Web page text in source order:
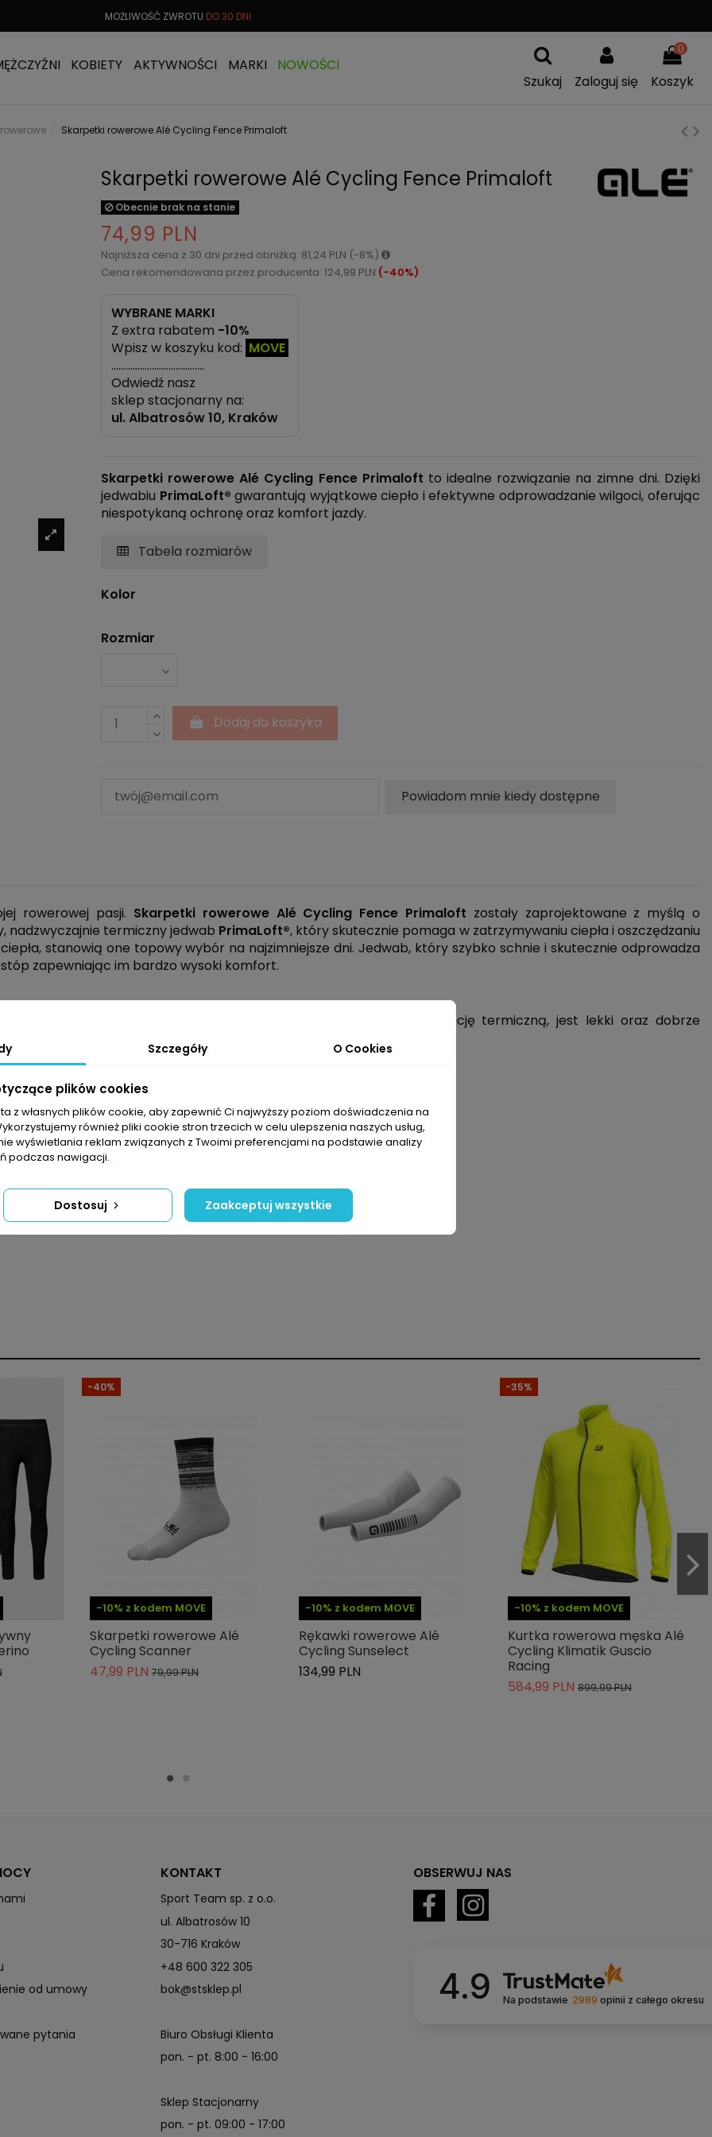
MOŻLIWOŚĆ ZWROTU DO 30 DNI
KOBIETY AKTYWNOŚCI MARKI
NOWOŚCI
Szukaj
Zaloguj się
0
Koszyk
Skarpetki rowerowe Alé Cycling Fence Primaloft
Skarpetki rowerowe Alé Cycling Fence Primaloft
Obecnie brak na stanie
74,99 PLN
Najniższa cena z 30 dni przed obniżką: 81,24 PLN (-8%)
Cena rekomendowana przez producenta: 124,99 PLN (-40%)
WYBRANE MARKI
Z extra rabatem -10%
Wpisz w koszyku kod: MOVE
…………………………………
Odwiedź nasz
sklep stacjonarny na:
ul.Albatrosów 10, Kraków
Skarpetki rowerowe Alé Cycling Fence Primaloft to idealne rozwiązanie na zimne dni. Dzięki
jedwabiu PrimaLoft® gwarantują wyjątkowe ciepło i efektywne odprowadzanie wilgoci, oferując
niespotykaną ochronę oraz komfort jazdy.
Tabela rozmiarów
Kolor
Rozmiar
Dodaj do koszyka
Powiadom mnie kiedy dostępne
rowerowej pasji. Skarpetki rowerowe Alé Cycling Fence Primaloft zostały zaprojektowane z myślą o
nadzwyczajnie termiczny jedwab PrimaLoft®, który skutecznie pomaga w zatrzymywaniu ciepła i oszczędzaniu
stanowią one topowy wybór na najzimniejsze dni. Jedwab, który szybko schnie i skutecznie odprowadza
zapewniając im bardzo wysoki komfort.
Dzięki swojej unikalnej strukturze zapewnia doskonałą izolację termiczną, jest lekki oraz dobrze
-10% z kodem MOVE
-40%
Skarpetki rowerowe Alé
Cycling Scanner
47,99 PLN 79,99 PLN
-10% z kodem MOVE
Rękawki rowerowe Alé
Cycling Sunselect
134,99 PLN
-10% z kodem MOVE
-35%
Kurtka rowerowa męska Alé
Cycling Klimatik Guscio
Racing
584,99 PLN 899,99 PLN
od umowy
pytania
KONTAKT
Sport Team sp. z o.o.
ul. Albatrosów 10
30-716 Kraków
+48 600 322 305
bok@stsklep.pl
Biuro Obsługi Klienta
pon. - pt. 8:00 - 16:00
Sklep Stacjonarny
pon. - pt. 09:00 - 17:00
Szczegóły O Cookies
plików cookies
z własnych plików cookie, aby zapewnić Ci najwyższy poziom doświadczenia na
również pliki cookie stron trzecich w celu ulepszenia naszych usług,
wyświetlania reklam związanych z Twoimi preferencjami na podstawie analizy
podczas nawigacji.
Dostosuj Zaakceptuj wszystkie
OBSERWUJ NAS
4.9 Na podstawie 2989 opinii z całego okresu